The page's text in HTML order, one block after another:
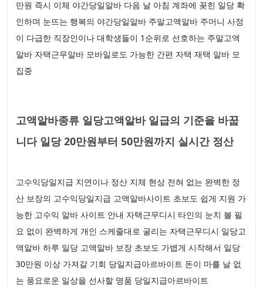
만원 즉시 이체 야간당일알바 다음 날 아침 계좌에 꽂힌 일당 확
인하며 눈뜨는 행복의 야간당일알바 주말고액알바 주머니 사정
이 다급한 직장인이나 대학생들이 1순위로 선호하는 주말고액
알바 자택근무알바 모바일로도 가능한 간편 자택 재택 알바 모
집중
고액알바종류 일당고액알바 일급의 기준을 바꿉
니다 일당 20만원부터 50만원까지 실시간 정산
고수익당일지급 지연이나 정산 지체 현상 전혀 없는 완벽한 정
산 보장의 고수익당일지급 고액알바사이트 초보도 쉽게 지원 가
능한 고수익 알바 사이트 안내 자택근무디시 타인의 눈치 볼 필
요 없이 완벽하게 개인 스케줄대로 굴리는 자택근무디시 일당고
액알바 하루 일당 고액알바 보장 초보도 가볍게 시작해서 일당
30만원 이상 가져갈 기회 당일지급아르바이트 돈이 마를 날 없
는 풍요로운 일상을 선사할 명품 당일지급아르바이트